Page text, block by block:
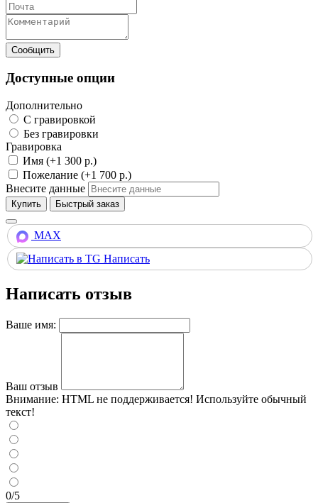
Доступные опции
Дополнительно
С гравировкой
Без гравировки
Гравировка
Имя (+1 300 р.)
Пожелание (+1 700 р.)
Внесите данные
Купить
MAX
Написать
Написать отзыв
Ваше имя:
Ваш отзыв
Внимание: HTML не поддерживается! Используйте обычный
текст!
0/5